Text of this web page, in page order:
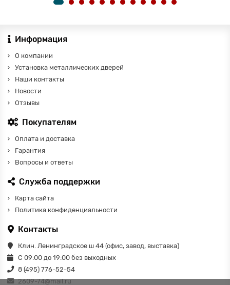
Информация
О компании
Установка металлических дверей
Наши контакты
Новости
Отзывы
Покупателям
Оплата и доставка
Гарантия
Вопросы и ответы
Служба поддержки
Карта сайта
Политика конфиденциальности
Контакты
Клин. Ленинградское ш 44 (офис, завод, выставка)
С 09:00 до 19:00 без выходных
8 (495) 776-52-54
2609-74@mail.ru